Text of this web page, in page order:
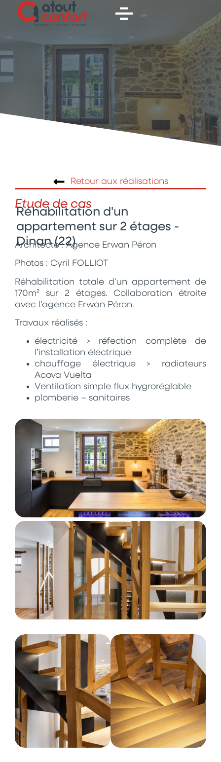
Retour aux réalisations
Etude de cas
Réhabilitation d'un
appartement sur 2 étages -
Dinan (22)
Architecte : Agence Erwan Péron
Photos : Cyril FOLLIOT
Réhabilitation totale d’un appartement de
170m² sur 2 étages. Collaboration étroite
avec l’agence Erwan Péron.
Travaux réalisés :
électricité > réfection complète de
l’installation électrique
chauffage électrique > radiateurs
Acova Vuelta
Ventilation simple flux hygroréglable
plomberie – sanitaires